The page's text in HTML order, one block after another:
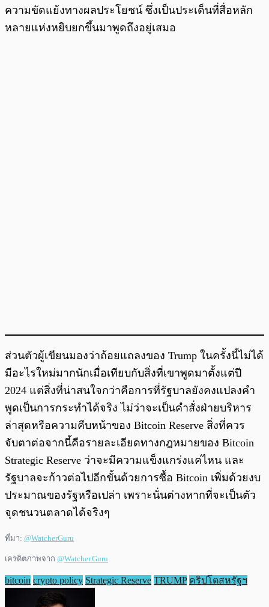
ความขัดแย้งทางผลประโยชน์ ซึ่งเป็นประเด็นที่สื่อหลัก
หลายแห่งหยิบยกขึ้นมาพูดถึงอยู่เสมอ
ส่วนตัวผู้เขียนมองว่าถ้อยแถลงของ Trump ในครั้งนี้ไม่ได้
มีอะไรใหม่มากนักเมื่อเทียบกับสิ่งที่เขาพูดมาตั้งแต่ปี
2024 แต่สิ่งที่น่าสนใจกว่าคือการที่รัฐบาลยังคงแปลงคำ
พูดเป็นการกระทำได้จริง ไม่ว่าจะเป็นคำสั่งฝ่ายบริหาร
ล่าสุดหรือความคืบหน้าของ Bitcoin Reserve สิ่งที่ควร
จับตาต่อจากนี้คือรายละเอียดทางกฎหมายของ Bitcoin
Strategic Reserve ว่าจะมีความแข็งแกร่งแค่ไหน และ
รัฐบาลจะก้าวต่อไปอีกขั้นด้วยการซื้อ Bitcoin เพิ่มด้วยงบ
ประมาณของรัฐหรือเปล่า เพราะนั่นต่างหากที่จะเป็นตัว
จุดชนวนตลาดได้จริงๆ
ที่มา: @WatcherGuru
เครดิตภาพจาก @Watcher.Guru
bitcoin crypto policy Strategic Reserve TRUMP คริปโตสหรัฐฯ